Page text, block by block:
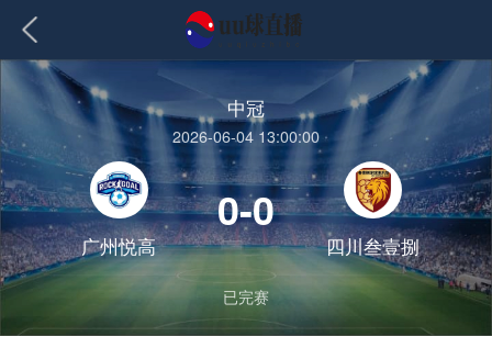
中冠
2026-06-04 13:00:00
广州悦高
0-0
四川叁壹捌
已完赛